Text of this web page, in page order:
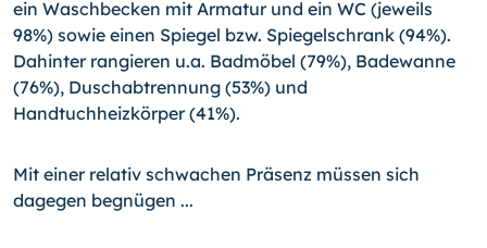
ein Waschbecken mit Armatur und ein WC (jeweils
98%) sowie einen Spiegel bzw. Spiegelschrank (94%).
Dahinter rangieren u.a. Badmöbel (79%), Badewanne
(76%), Duschabtrennung (53%) und
Handtuchheizkörper (41%).
Mit einer relativ schwachen Präsenz müssen sich
dagegen begnügen ...